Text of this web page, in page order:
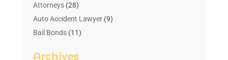
Attorneys(28)
Auto Accident Lawyer(9)
Bail Bonds(11)
Archives